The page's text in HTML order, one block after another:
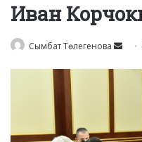
Иван
Сымбат Төлегенова
Send